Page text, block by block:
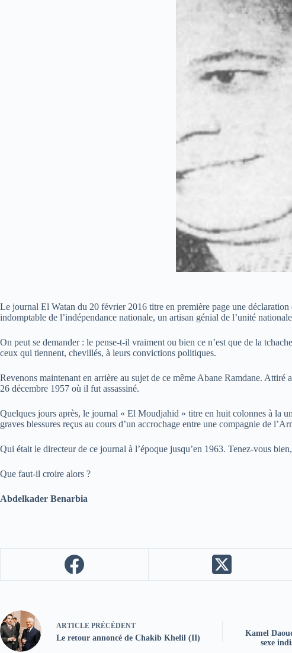
Le journal El Watan du 20 février 2016 titre en première page une
indomptable de l’indépendance nationale, un artisan génial de l’unité
On peut se demander : le pense-t-il vraiment ou bien ce n’est que de la
ceux qui tiennent, chevillés, à leurs convictions politiques.
Revenons maintenant en arrière au sujet de ce même Abane Ramdane.
26 décembre 1957 où il fut assassiné.
Quelques jours après, le journal « El Moudjahid » titre en huit colonnes à la
graves blessures reçus au cours d’un accrochage entre une compagnie de
Qui était le directeur de ce journal à l’époque jusqu’en 1963. Tenez-vous
Que faut-il croire alors ?
Abdelkader Benarbia
ARTICLE PRÉCÉDENT
Le retour annoncé de Chakib Khelil (II)
Kamel
sexe